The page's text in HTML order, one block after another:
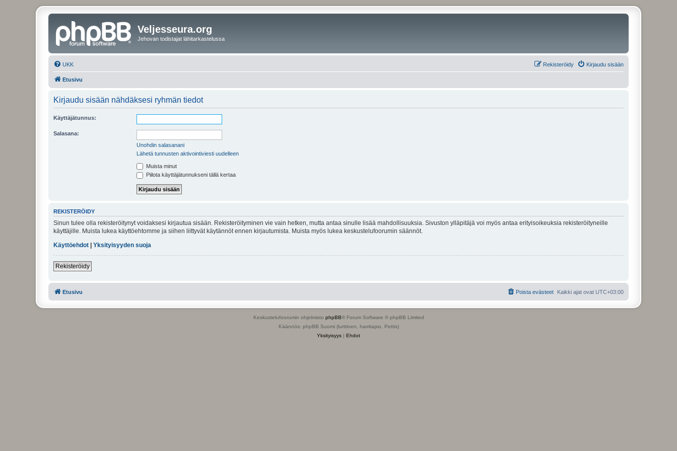
Veljesseura.org
Jehovan todistajat lähitarkastelussa
UKK Kirjaudu sisään
Rekisteröidy
Etusivu
Kirjaudu sisään nähdäksesi ryhmän tiedot
Käyttäjätunnus:
Salasana:
Unohdin salasanani
Lähetä tunnusten aktivointiviesti uudelleen
Muista minut
Piilota käyttäjätunnukseni tällä kertaa
REKISTERÖIDY
Sinun tulee olla rekisteröitynyt voidaksesi kirjautua sisään. Rekisteröityminen vie vain hetken, mutta antaa sinulle lisää mahdollisuuksia. Sivuston ylläpitäjä voi myös antaa erityisoikeuksia rekisteröityneille
käyttäjille. Muista lukea käyttöehtomme ja siihen liittyvät käytännöt ennen kirjautumista. Muista myös lukea keskustelufoorumin säännöt.
Käyttöehdot
Yksityisyyden suoja
Rekisteröidy
Etusivu Kaikki ajat ovat UTC+03:00
Poista evästeet
Keskustelufoorumin ohjelmisto phpBB® Forum Software © phpBB Limited
Käännös: phpBB Suomi (lurttinen, harritapio, Pettis)
Yksityisyys | Ehdot